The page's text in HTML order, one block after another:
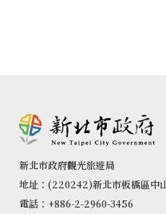
新北市政府觀光旅遊局
地址：(220242)新北市板橋區中
電話：+886-2-2960-3456